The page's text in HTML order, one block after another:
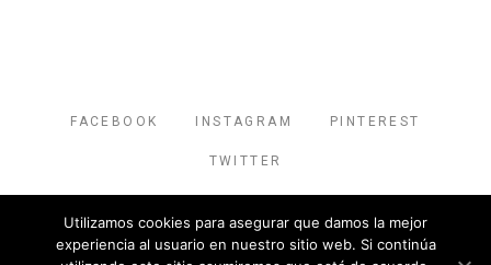
FACEBOOK INSTAGRAM PINTEREST
TWITTER
© 2026 Eva del Ruste. All rights reserved.
Utilizamos cookies para asegurar que damos la mejor
experiencia al usuario en nuestro sitio web. Si continúa